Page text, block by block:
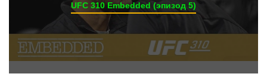
UFC 310 Embedded (эпизод 5)